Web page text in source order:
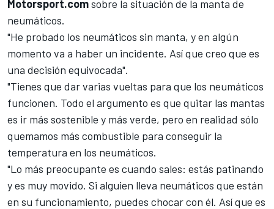
Motorsport.comsobre la situación de la manta de
neumáticos.
"He probado los neumáticos sin manta, y en algún
momento va a haber un incidente. Así que creo que es
una decisión equivocada".
"Tienes que dar varias vueltas para que los neumáticos
funcionen. Todo el argumento es que quitar las mantas
es ir más sostenible y más verde, pero en realidad sólo
quemamos más combustible para conseguir la
temperatura en los neumáticos.
"Lo más preocupante es cuando sales: estás patinando
y es muy movido. Si alguien lleva neumáticos que están
en su funcionamiento, puedes chocar con él. Así que es